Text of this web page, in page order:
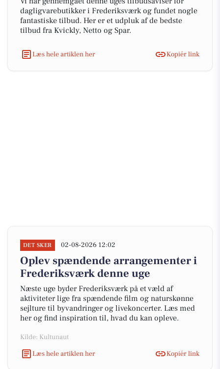
dagligvarebutikker i Frederiksværk og fundet nogle
fantastiske tilbud. Her er et udpluk af de bedste
tilbud fra Kvickly, Netto og Spar.
Læs hele artiklen her Kopiér link
DET SKER 02-08-2026 12:02
Oplev spændende arrangementer i
Frederiksværk denne uge
Næste uge byder Frederiksværk på et væld af
aktiviteter lige fra spændende film og naturskønne
sejlture til byvandringer og livekoncerter. Læs med
her og find inspiration til, hvad du kan opleve.
Kilde: Kultunaut
Læs hele artiklen her
Kopiér link